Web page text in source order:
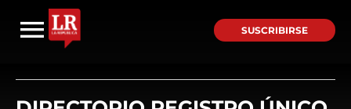
SUSCRIBIRSE